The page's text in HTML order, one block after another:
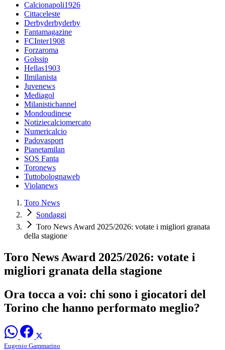
Calcionapoli1926
Cittaceleste
Derbyderbyderby
Fantamagazine
FCInter1908
Forzaroma
Golssip
Hellas1903
Ilmilanista
Juvenews
Mediagol
Milanistichannel
Mondoudinese
Notiziecalciomercato
Numericalcio
Padovasport
Pianetamilan
SOS Fanta
Toronews
Tuttobolognaweb
Violanews
Toro News
Sondaggi
Toro News Award 2025/2026: votate i migliori granata
della stagione
Toro News Award 2025/2026: votate i
migliori granata della stagione
Ora tocca a voi: chi sono i giocatori del
Torino che hanno performato meglio?
Eugenio Gammarino